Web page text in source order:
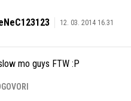
12. 03. 2014 16.31
mo guys FTW :P